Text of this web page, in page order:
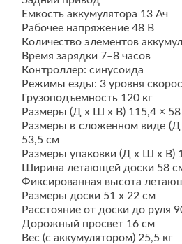
Емкость аккумулятора 13 Ач
Рабочее напряжение 48 В
Количество элементов
Время зарядки 7–8 часов
Контроллер: синусоида
Режимы езды: 3 уровня
Грузоподъемность 120 кг
Размеры (Д x Ш x В) 115,4 ×
Размеры в сложенном виде
53,5 см
Размеры упаковки (Д x Ш x В)
Ширина летающей доски 58
Фиксированная высота
Размеры доски 51 x 22 см
Расстояние от доски до руля
Дорожный просвет 16 см
Вес (с аккумулятором) 25,5 кг